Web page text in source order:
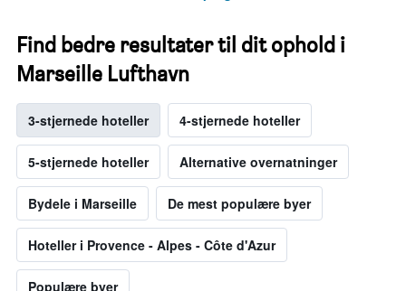
Find bedre resultater til dit ophold i
Marseille Lufthavn
3-stjernede hoteller 4-stjernede hoteller
5-stjernede hoteller Alternative overnatninger
Bydele i Marseille De mest populære byer
Hoteller i Provence - Alpes - Côte d'Azur
Populære byer